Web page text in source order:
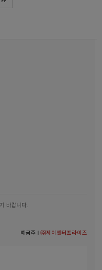
바랍니다.
예금주 |㈜제이엔터프라이즈